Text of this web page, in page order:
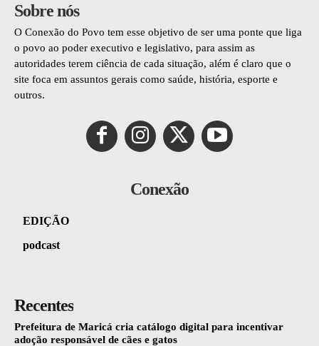
Sobre nós
O Conexão do Povo tem esse objetivo de ser uma ponte que liga
o povo ao poder executivo e legislativo, para assim as
autoridades terem ciência de cada situação, além é claro que o
site foca em assuntos gerais como saúde, história, esporte e
outros.
Conexão
EDIÇÃO
podcast
Recentes
Prefeitura de Maricá cria catálogo digital para incentivar
adoção responsável de cães e gatos